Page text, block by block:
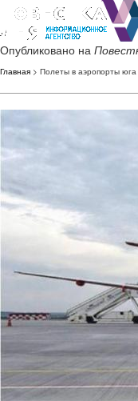
Опубликовано на
Главная > Полеты в аэропорты